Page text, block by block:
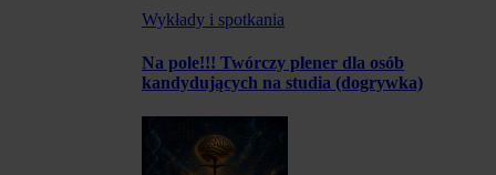
Wykłady i spotkania
Na pole!!! Twórczy plener dla osób
kandydujących na studia (dogrywka)